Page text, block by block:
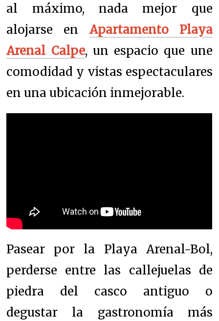
al máximo, nada mejor que
alojarse en Apartamento Playa
Arenal Calpe, un espacio que une
comodidad y vistas espectaculares
en una ubicación inmejorable.
Pasear por la Playa Arenal-Bol,
perderse entre las callejuelas de
piedra del casco antiguo o
degustar la gastronomía más